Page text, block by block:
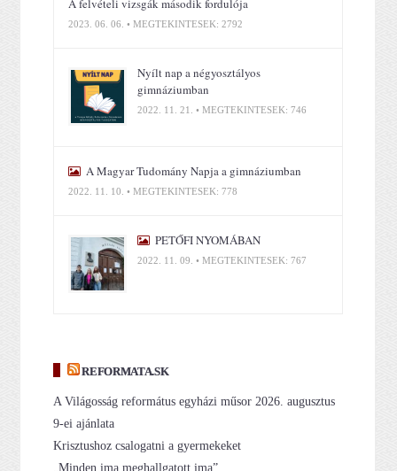
A felvételi vizsgák második fordulója
2023. 06. 06. • MEGTEKINTÉSEK: 2792
Nyílt nap a négyosztályos
gimnáziumban
2022. 11. 21. • MEGTEKINTÉSEK: 746
A Magyar Tudomány Napja a gimnáziumban
2022. 11. 10. • MEGTEKINTÉSEK: 778
PETŐFI NYOMÁBAN
2022. 11. 09. • MEGTEKINTÉSEK: 767
REFORMATA.SK
A Világosság református egyházi műsor 2026. augusztus
9-ei ajánlata
Krisztushoz csalogatni a gyermekeket
„Minden ima meghallgatott ima”